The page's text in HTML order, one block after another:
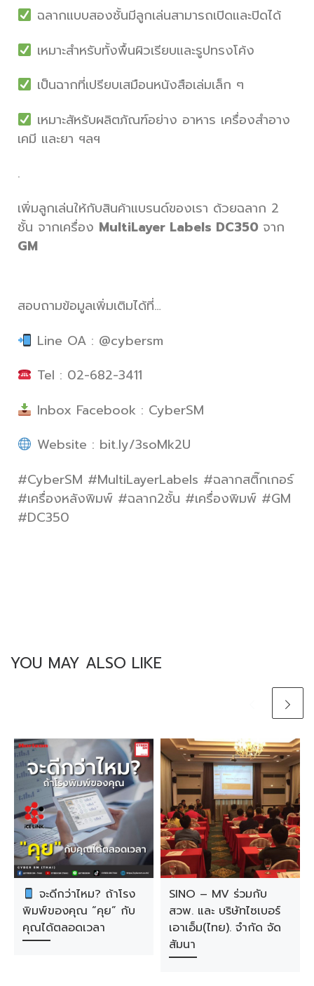
ฉลากแบบสองชั้นมีลูกเล่นสามารถเปิดและปิดได้
เหมาะสำหรับทั้งพื้นผิวเรียบและรูปทรงโค้ง
เป็นฉากที่เปรียบเสมือนหนังสือเล่มเล็ก ๆ
เหมาะสัหรับผลิตภัณฑ์อย่าง อาหาร เครื่องสำอาง
เคมี และยา ฯลฯ
.
เพิ่มลูกเล่นให้กับสินค้าแบรนด์ของเรา ด้วยฉลาก 2
ชั้น จากเครื่อง MultiLayer Labels DC350 จาก
GM
สอบถามข้อมูลเพิ่มเติมได้ที่…
Line OA : @cybersm
Tel : 02-682-3411
Inbox Facebook : CyberSM
Website : bit.ly/3soMk2U
#CyberSM #MultiLayerLabels #ฉลากสติ๊กเกอร์
#เครื่องหลังพิมพ์ #ฉลาก2ชั้น #เครื่องพิมพ์ #GM
#DC350
YOU MAY ALSO LIKE
จะดีกว่าไหม? ถ้าโรง
พิมพ์ของคุณ “คุย” กับ
คุณได้ตลอดเวลา
SINO – MV ร่วมกับ
สวพ. และ บริษัทไซเบอร์
เอาเอ็ม(ไทย). จำกัด จัด
สัมนา